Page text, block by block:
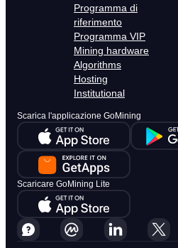
Programma di
riferimento
Programma VIP
Mining hardware
Algorithms
Hosting
Institutional
Scarica l'applicazione GoMining
Scaricare GoMining Lite